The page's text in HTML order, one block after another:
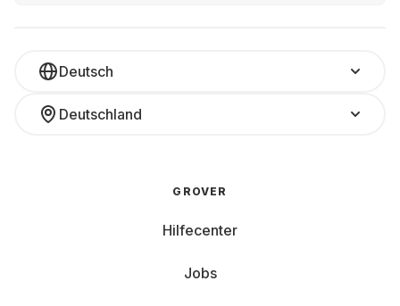
Deutsch
Deutschland
GROVER
Hilfecenter
Jobs